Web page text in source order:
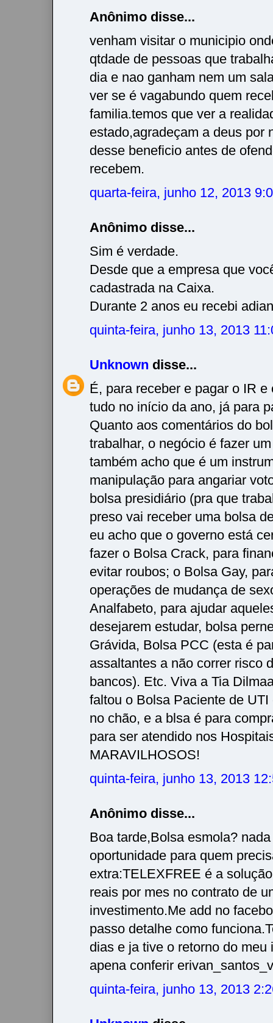
Anônimo disse...
venham visitar o municipio
qtdade de pessoas que
dia e nao ganham nem um
ver se é vagabundo quem
familia.temos que ver a
estado,agradeçam a deus por
desse beneficio antes de
recebem.
quarta-feira, junho 12, 2013
Anônimo disse...
Sim é verdade.
Desde que a empresa que
cadastrada na Caixa.
Durante 2 anos eu recebi
quinta-feira, junho 13, 2013
Unknown disse...
É, para receber e pagar o IR
tudo no início da ano, já para
Quanto aos comentários do
trabalhar, o negócio é fazer
também acho que é um
manipulação para angariar
bolsa presidiário (pra que
preso vai receber uma bolsa
eu acho que o governo está
fazer o Bolsa Crack, para
evitar roubos; o Bolsa Gay,
operações de mudança de
Analfabeto, para ajudar
desejarem estudar, bolsa
Grávida, Bolsa PCC (esta é
assaltantes a não correr risco
bancos). Etc. Viva a Tia
faltou o Bolsa Paciente de
no chão, e a blsa é para
para ser atendido nos
MARAVILHOSOS!
quinta-feira, junho 13, 2013
Anônimo disse...
Boa tarde,Bolsa esmola?
oportunidade para quem
extra:TELEXFREE é a
reais por mes no contrato de
investimento.Me add no
passo detalhe como
dias e ja tive o retorno do meu
apena conferir
quinta-feira, junho 13, 2013